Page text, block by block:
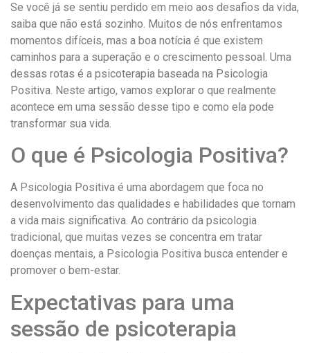
Se você já se sentiu perdido em meio aos desafios da vida,
saiba que não está sozinho. Muitos de nós enfrentamos
momentos difíceis, mas a boa notícia é que existem
caminhos para a superação e o crescimento pessoal. Uma
dessas rotas é a psicoterapia baseada na Psicologia
Positiva. Neste artigo, vamos explorar o que realmente
acontece em uma sessão desse tipo e como ela pode
transformar sua vida.
O que é Psicologia Positiva?
A Psicologia Positiva é uma abordagem que foca no
desenvolvimento das qualidades e habilidades que tornam
a vida mais significativa. Ao contrário da psicologia
tradicional, que muitas vezes se concentra em tratar
doenças mentais, a Psicologia Positiva busca entender e
promover o bem-estar.
Expectativas para uma
sessão de psicoterapia